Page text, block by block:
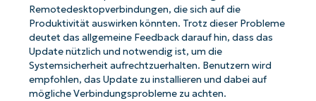
Remotedesktopverbindungen, die sich auf die
Produktivität auswirken könnten. Trotz dieser Probleme
deutet das allgemeine Feedback darauf hin, dass das
Update nützlich und notwendig ist, um die
Systemsicherheit aufrechtzuerhalten. Benutzern wird
empfohlen, das Update zu installieren und dabei auf
mögliche Verbindungsprobleme zu achten.